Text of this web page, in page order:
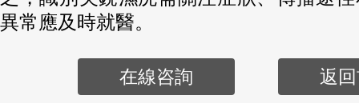
異常應及時就醫。
在線咨詢 返